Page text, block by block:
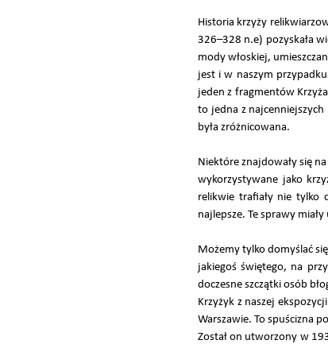
Historia krzyży
326–328 n.e) pozyskała
mody włoskiej,
jest i w naszym
jeden z fragmentów
to jedna z
była zróżnicowana.
Niektóre znajdowały się
wykorzystywane jako
relikwie trafiały nie tylko
najlepsze. Te sprawy
Możemy tylko domyślać
jakiegoś świętego, na
doczesne szczątki osób
Krzyżyk z naszej
Warszawie. To spuścizna
Został on utworzony w